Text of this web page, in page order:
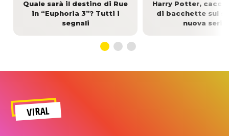
Quale sarà il destino di Rue
in “Euphoria 3”? Tutti i
segnali
Harry Potter,
di bacchette sul
nuova serie
VIRAL